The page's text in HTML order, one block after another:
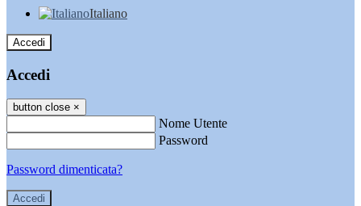
Italiano
Accedi
Accedi
button close ×
Nome Utente
Password
Password dimenticata?